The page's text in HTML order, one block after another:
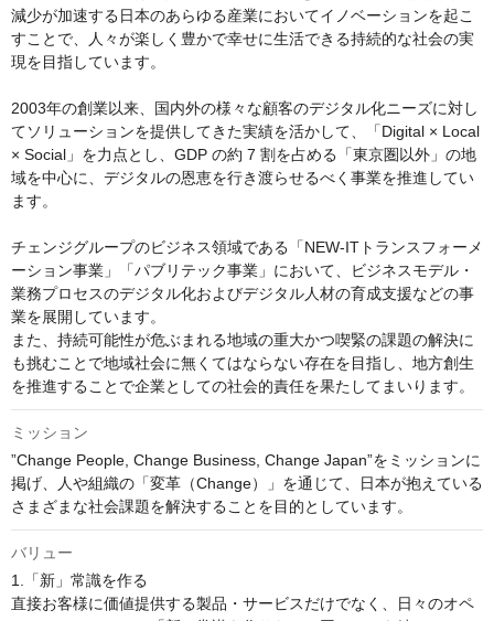
減少が加速する日本のあらゆる産業においてイノベーションを起こ
すことで、人々が楽しく豊かで幸せに生活できる持続的な社会の実
現を目指しています。
2003年の創業以来、国内外の様々な顧客のデジタル化ニーズに対し
てソリューションを提供してきた実績を活かして、「Digital × Local
× Social」を力点とし、GDP の約 7 割を占める「東京圏以外」の地
域を中心に、デジタルの恩恵を行き渡らせるべく事業を推進してい
ます。
チェンジグループのビジネス領域である「NEW-ITトランスフォーメ
ーション事業」「パブリテック事業」において、ビジネスモデル・
業務プロセスのデジタル化およびデジタル人材の育成支援などの事
業を展開しています。
また、持続可能性が危ぶまれる地域の重大かつ喫緊の課題の解決に
も挑むことで地域社会に無くてはならない存在を目指し、地方創生
を推進することで企業としての社会的責任を果たしてまいります。
ミッション
”Change People, Change Business, Change Japan”をミッションに
掲げ、人や組織の「変革（Change）」を通じて、日本が抱えている
さまざまな社会課題を解決することを目的としています。
バリュー
1.「新」常識を作る
直接お客様に価値提供する製品・サービスだけでなく、日々のオペ